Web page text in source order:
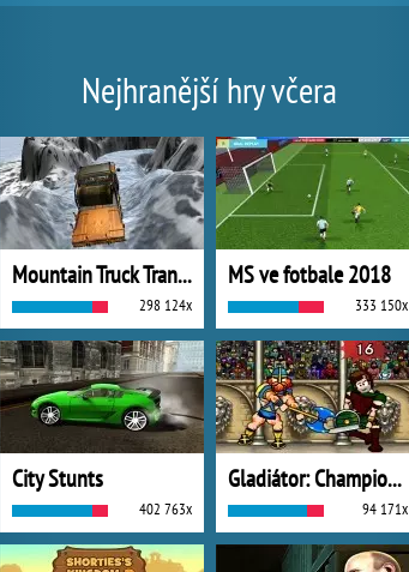
Nejhranější hry včera
Mountain Truck Transport
298 124x
MS ve fotbale 2018
333 150x
City Stunts
402 763x
Gladiátor: Champions Sprint
94 171x